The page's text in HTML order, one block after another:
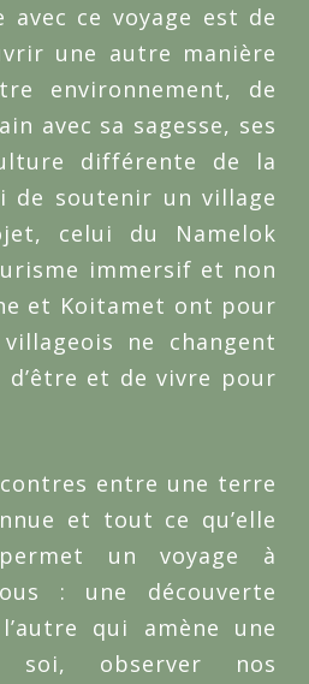
avec ce voyage est de
une autre manière
environnement, de
avec sa sagesse, ses
différente de la
de soutenir un village
celui du Namelok
immersif et non
et Koitamet ont pour
ne changent
d’être et de vivre pour
entre une terre
et tout ce qu’elle
un voyage à
: une découverte
qui amène une
soi, observer nos